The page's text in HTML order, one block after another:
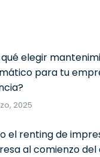
elegir
para tu
2025
el renting de
al comienzo del